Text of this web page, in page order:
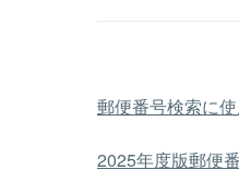
郵便番号検索に
2025年度版郵便